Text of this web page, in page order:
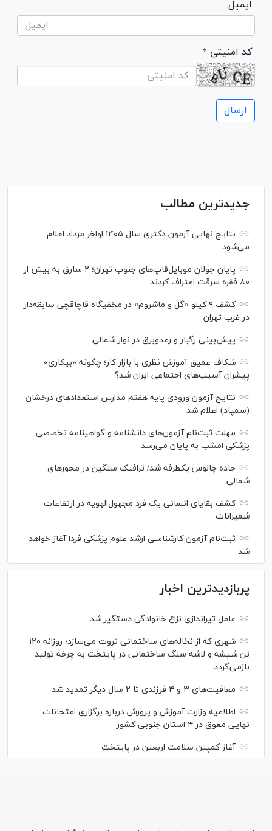
ایمیل
* کد امنیتی
جدیدترین مطالب
نتایج نهایی آزمون دکتری سال ۱۴۰۵ اواخر مرداد اعلام
می‌شود
پایان جولان موبایل‌قاپ‌های جنوب تهران؛ ۲ سارق به بیش از
۸۰ فقره سرقت اعتراف کردند
کشف ۹ کیلو «گل و ماشروم» در مخفیگاه قاچاقچی سابقه‌دار
در غرب تهران
پیش‌بینی رگبار و رعدوبرق در نوار شمالی
شکاف عمیق آموزش نظری با بازار کار؛ چگونه «بیکاری»
پیشران آسیب‌های اجتماعی ایران شد؟
نتایج آزمون ورودی پایه هفتم مدارس استعدادهای درخشان
(سمپاد) اعلام شد
مهلت ثبت‌نام آزمون‌های دانشنامه و گواهینامه تخصصی
پزشکی امشب به پایان می‌رسد
جاده چالوس یکطرفه شد/ ترافیک سنگین در محورهای
شمالی
کشف بقایای انسانی یک فرد مجهول‌الهویه در ارتفاعات
شمیرانات
ثبت‌نام آزمون کارشناسی ارشد علوم پزشکی فردا آغاز خواهد
شد
پربازدیدترین اخبار
عامل تیراندازی نزاع خانوادگی دستگیر شد
شهری که از نخاله‌های ساختمانی ثروت می‌سازد؛ روزانه ۱۲۰
تن شیشه و لاشه سنگ ساختمانی در پایتخت به چرخه تولید
بازمی‌گردد
معافیت‌های ۳ و ۴ فرزندی تا ۲ سال دیگر تمدید شد
اطلاعیه وزارت آموزش و پرورش درباره برگزاری امتحانات
نهایی معوق در ۴ استان جنوبی کشور
آغاز کمپین سلامت اربعین در پایتخت